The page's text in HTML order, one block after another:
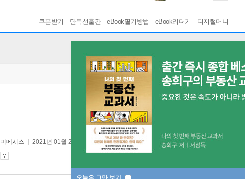
쿠폰받기 단독선출간 eBook필기방법 eBook리더기 디지털머니
미메시스 2021년 01월 22일 원서 :The Complete Don Quixote